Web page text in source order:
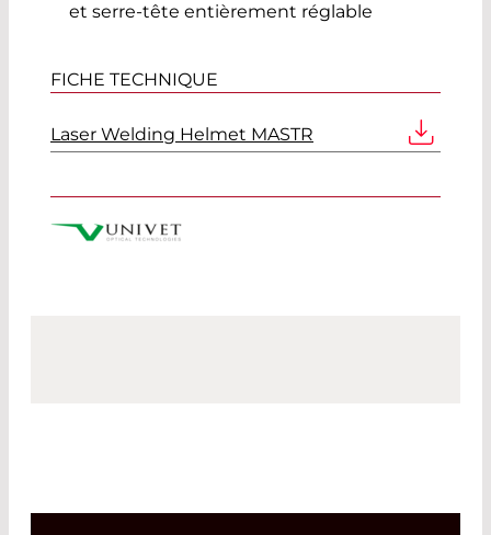
et serre-tête entièrement réglable
FICHE TECHNIQUE
Laser Welding Helmet MASTR